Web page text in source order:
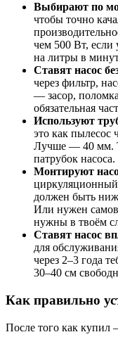
Выбирают по
чтобы точно
чем 500 Вт, если
на литры в
Ставят насос
через фильтр,
— засор,
обязательная
Используют
это как
Лучше — 40 мм.
патрубок насоса.
Монтируют
циркуляционный
должен быть
Или нужен
нужны в твоём
Ставят насос
для
через 2–3 года
30–40 см
Как правильно
После того как купил